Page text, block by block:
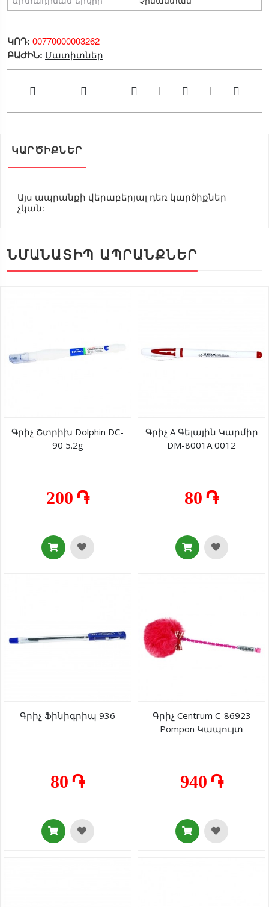
ԿՈԴ: 00770000003262
ԲԱԺԻՆ: Մատիտներ
ԿԱՐԾԻՔՆԵՐ
Այս ապրանքի վերաբերյալ դեռ կարծիքներ
չկան:
ՆՄԱՆԱՏԻՊ ԱՊՐԱՆՔՆԵՐ
Գրիչ Շտրիխ Dօlphin DC-
90 5.2g
200 ֏
Գրիչ A Գելային Կարմիր
DM-8001A 0012
80 ֏
Գրիչ Ֆինիգրիպ 936
80 ֏
Գրիչ Centrum C-86923
Pompon Կապույտ
940 ֏